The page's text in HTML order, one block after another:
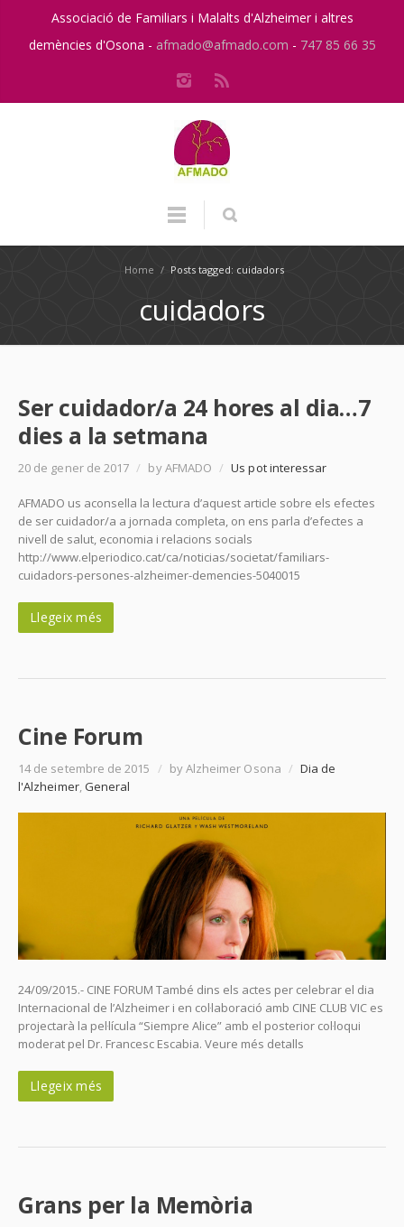
Associació de Familiars i Malalts d'Alzheimer i altres
demències d'Osona - afmado@afmado.com - 747 85 66 35
Home / Posts tagged: cuidadors
cuidadors
Ser cuidador/a 24 hores al dia…7
dies a la setmana
20 de gener de 2017 / by AFMADO / Us pot interessar
AFMADO us aconsella la lectura d’aquest article sobre els efectes
de ser cuidador/a a jornada completa, on ens parla d’efectes a
nivell de salut, economia i relacions socials
http://www.elperiodico.cat/ca/noticias/societat/familiars-
cuidadors-persones-alzheimer-demencies-5040015
Llegeix més
Cine Forum
14 de setembre de 2015 / by Alzheimer Osona / Dia de
l'Alzheimer,General
24/09/2015.- CINE FORUM També dins els actes per celebrar el dia
Internacional de l’Alzheimer i en col·laboració amb CINE CLUB VIC es
projectarà la pel·lícula “Siempre Alice” amb el posterior col·loqui
moderat pel Dr. Francesc Escabia. Veure més detalls
Llegeix més
Grans per la Memòria